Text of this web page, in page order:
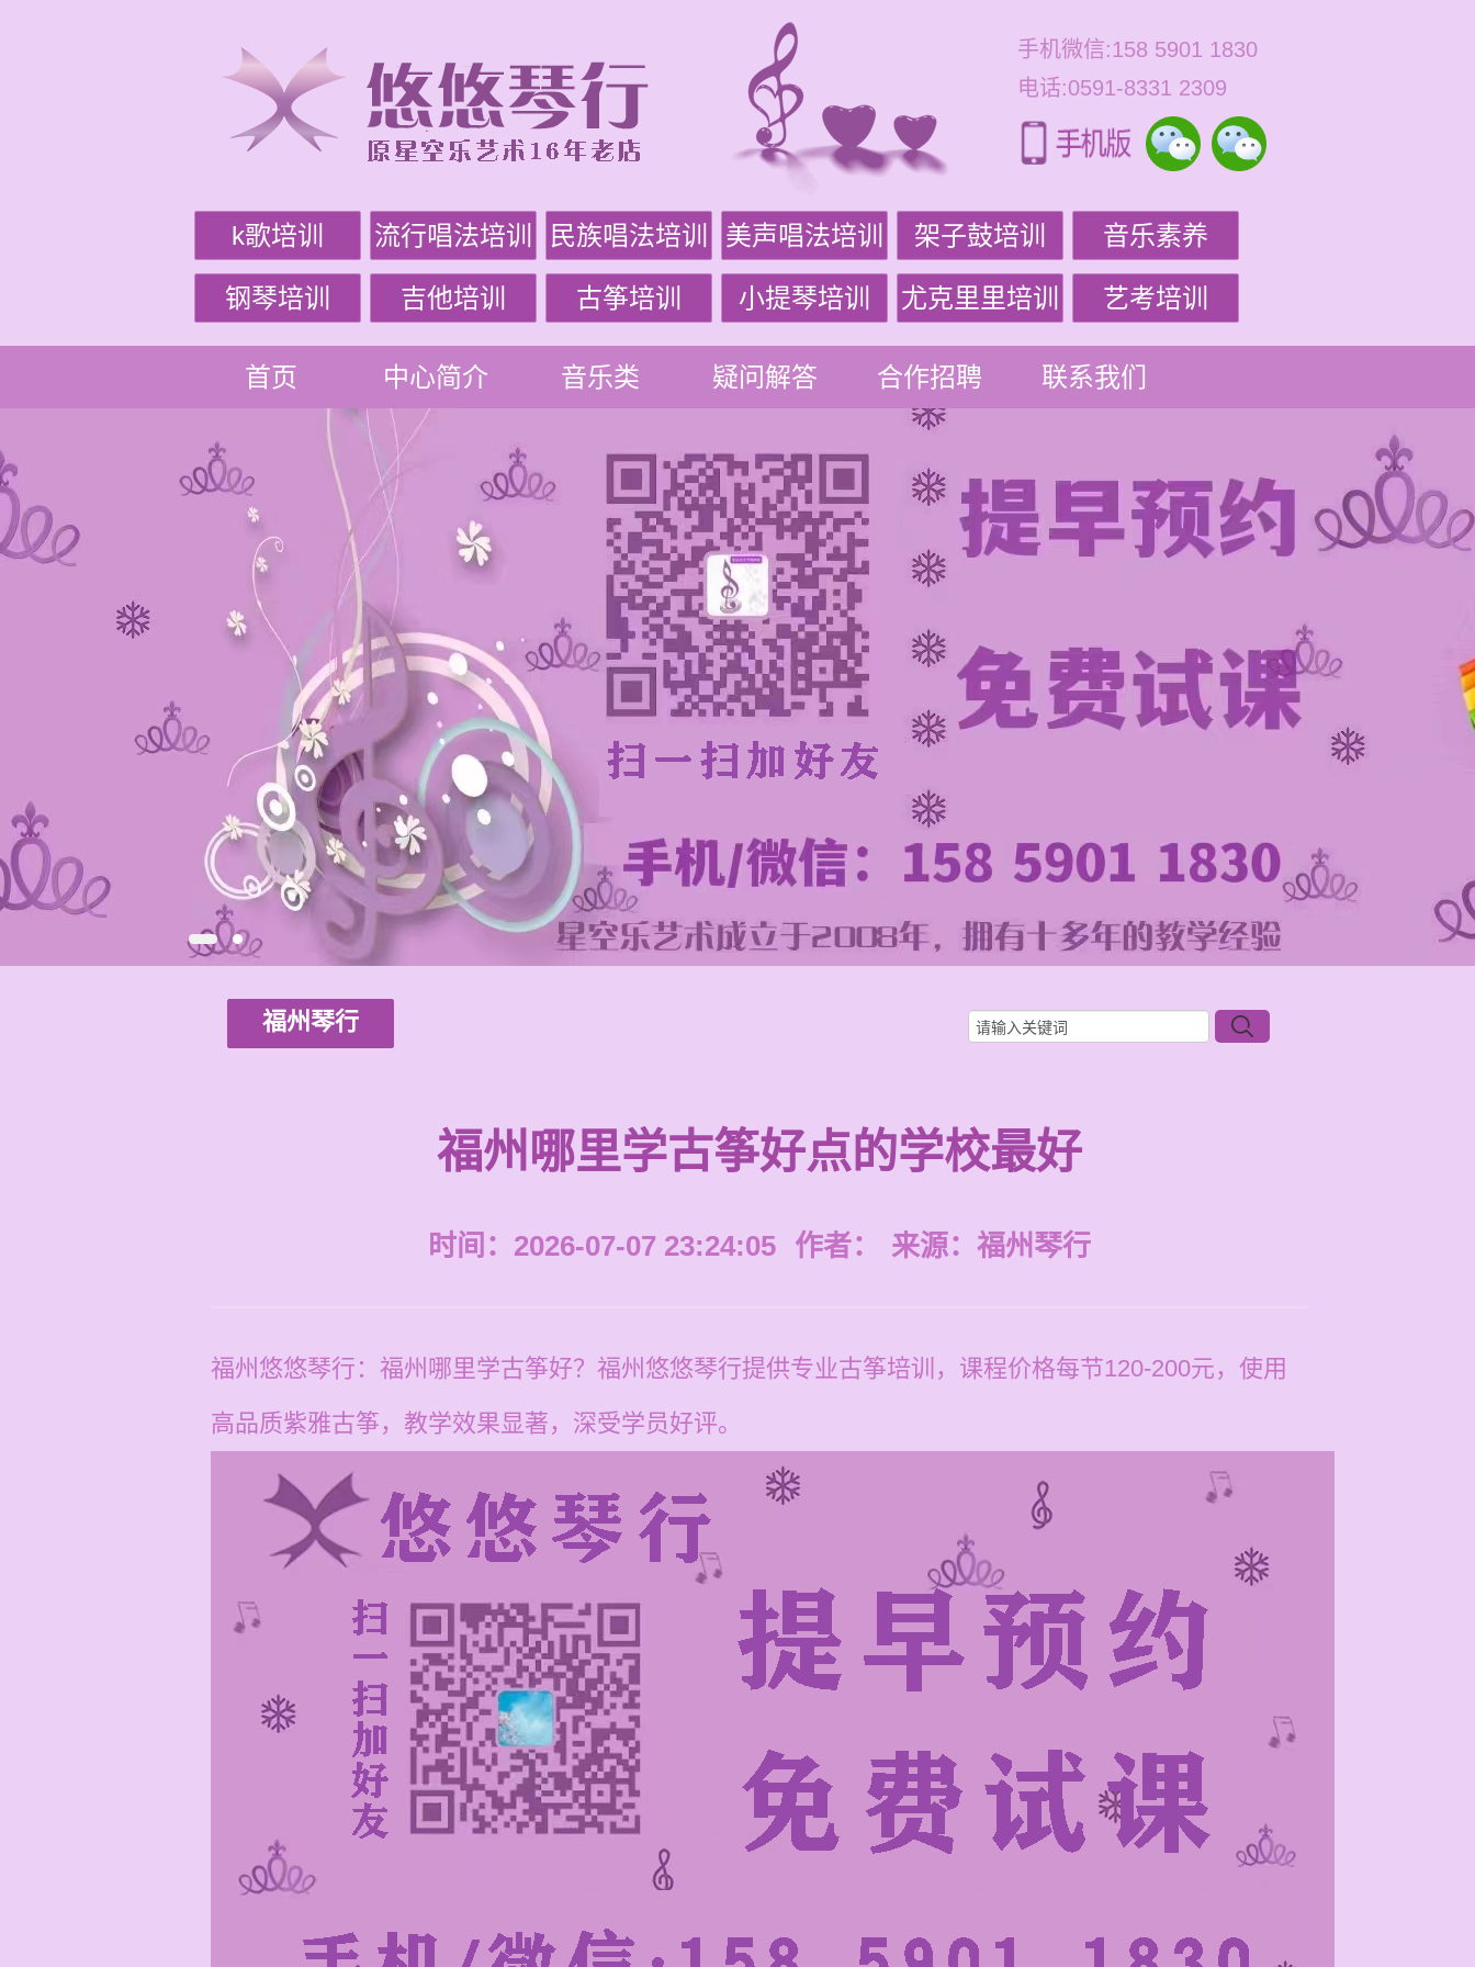
手机微信:158 5901 1830
电话:0591-8331 2309
k歌培训 流行唱法培训 民族唱法培训 美声唱法培训 架子鼓培训 音乐素养
钢琴培训 吉他培训 古筝培训 小提琴培训 尤克里里培训 艺考培训
首页 中心简介 音乐类 疑问解答 合作招聘 联系我们
福州琴行
福州哪里学古筝好点的学校最好
时间：2026-07-07 23:24:05 作者： 来源： 福州琴行
福州悠悠琴行：福州哪里学古筝好？福州悠悠琴行提供专业古筝培训，课程价格每节120-200元，使用
高品质紫雅古筝，教学效果显著，深受学员好评。